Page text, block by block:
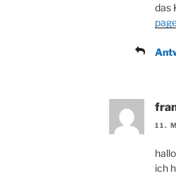
das
11.
hallo
ich